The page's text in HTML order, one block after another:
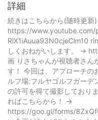
詳細
続きはこちらから(随時更
https://
RlX1iAuua93N0cjeClm10
しくおねがいします。 →
画 りさちゃんが視聴者さん
す！ 今回は、アプローチの
ルフ場:フルヤゴルフガー
の許可を得て撮影しており
ればこちらから！ →
https://goo.gl/forms/